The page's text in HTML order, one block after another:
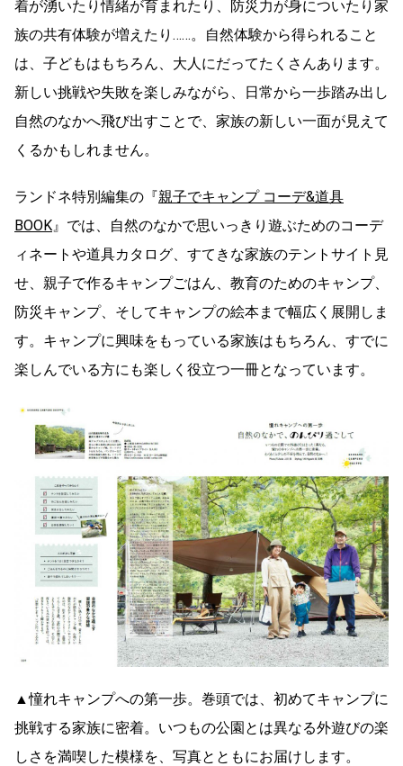
着が湧いたり情緒が育まれたり、防災力が身についたり家
族の共有体験が増えたり……。自然体験から得られること
は、子どもはもちろん、大人にだってたくさんあります。
新しい挑戦や失敗を楽しみながら、日常から一歩踏み出し
自然のなかへ飛び出すことで、家族の新しい一面が見えて
くるかもしれません。
ランドネ特別編集の『親子でキャンプ コーデ&道具
BOOK 』では、自然のなかで思いっきり遊ぶためのコーデ
ィネートや道具カタログ、すてきな家族のテントサイト見
せ、親子で作るキャンプごはん、教育のためのキャンプ、
防災キャンプ、そしてキャンプの絵本まで幅広く展開しま
す。キャンプに興味をもっている家族はもちろん、すでに
楽しんでいる方にも楽しく役立つ一冊となっています。
▲憧れキャンプへの第一歩。巻頭では、初めてキャンプに
挑戦する家族に密着。いつもの公園とは異なる外遊びの楽
しさを満喫した模様を、写真とともにお届けします。